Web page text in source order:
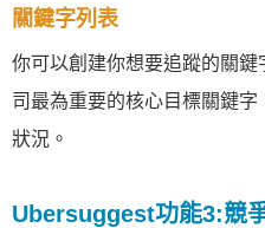
關鍵字列表
你可以創建你想要追蹤的關
司最為重要的核心目標關鍵
狀況。
Ubersuggest功能3:競